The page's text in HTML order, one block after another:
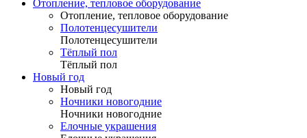
Отопление, тепловое оборудование
Отопление, тепловое оборудование
Полотенцесушители
Полотенцесушители
Тёплый пол
Тёплый пол
Новый год
Новый год
Ночники новогодние
Ночники новогодние
Елочные украшения